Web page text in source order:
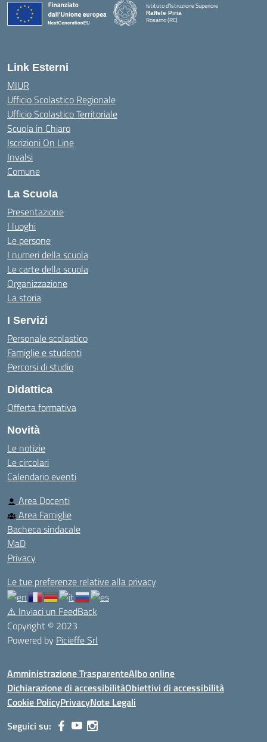
Istituto d'Istruzione Superiore
Raffele Piria
Rosarno (RC)
Link Esterni
MIUR
Ufficio Scolastico Regionale
Ufficio Scolastico Territoriale
Scuola in Chiaro
Iscrizioni On Line
Invalsi
Comune
La Scuola
Presentazione
I luoghi
Le persone
I numeri della scuola
Le carte della scuola
Organizzazione
La storia
I Servizi
Personale scolastico
Famiglie e studenti
Percorsi di studio
Didattica
Offerta formativa
Novità
Le notizie
Le circolari
Calendario eventi
Area Docenti
Area Famiglie
Bacheca sindacale
MaD
Privacy
Le tue preferenze relative alla privacy
⚠️ Inviaci un FeedBack
Copyright © 2023
Powered by Picieffe Srl
Amministrazione TrasparenteAlbo online
Dichiarazione di accessibilitàObiettivi di accessibilità
Cookie PolicyPrivacyNote Legali
Seguici su: